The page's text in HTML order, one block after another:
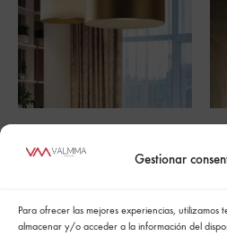
Gestionar
Para ofrecer las mejores experiencias, utilizamos
almacenar y/o acceder a la información del